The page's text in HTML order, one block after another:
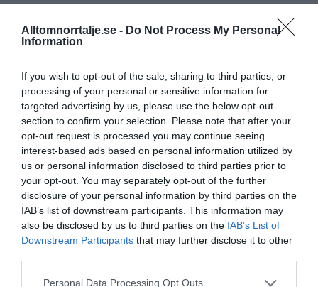
Alltomnorrtalje.se - Do Not Process My Personal
Information
If you wish to opt-out of the sale, sharing to third parties, or
processing of your personal or sensitive information for
targeted advertising by us, please use the below opt-out
section to confirm your selection. Please note that after your
opt-out request is processed you may continue seeing
interest-based ads based on personal information utilized by
us or personal information disclosed to third parties prior to
your opt-out. You may separately opt-out of the further
disclosure of your personal information by third parties on the
IAB’s list of downstream participants. This information may
also be disclosed by us to third parties on the IAB’s List of
Downstream Participants that may further disclose it to other
Personal Data Processing Opt Outs